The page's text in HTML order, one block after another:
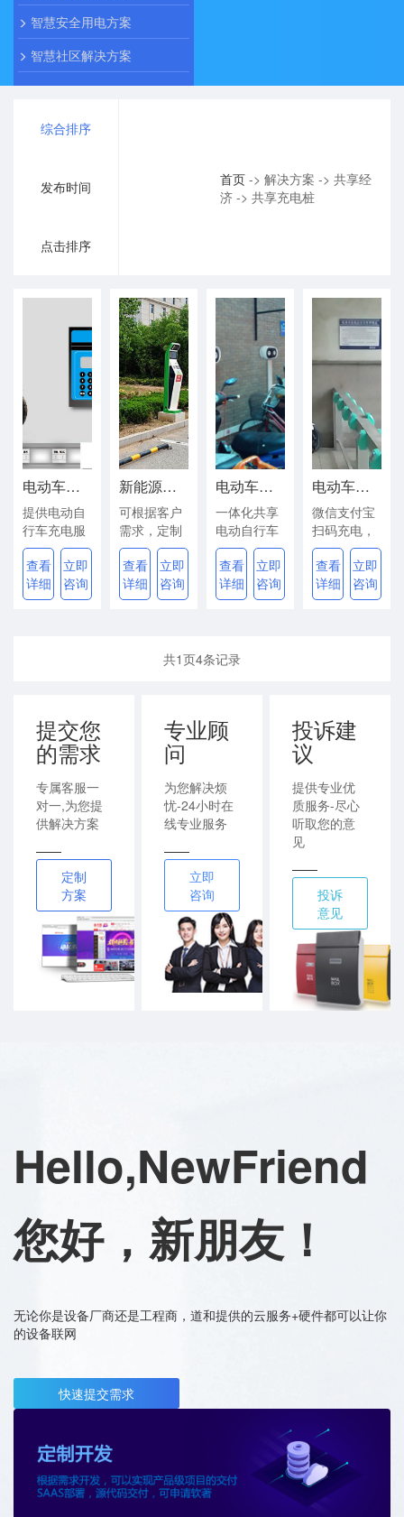
智慧安全用电方案
智慧社区解决方案
综合排序
发布时间
点击排序
首页-> 解决方案 -> 共享经
济 -> 共享充电桩
电动车充电解决方案
提供电动自
行车充电服
务一体化解
决方案
查看
详细
立即
咨询
新能源汽车智能充电桩
可根据客户
需求，定制
开发智能、
高效、安全
的充电设备
查看
详细
立即
咨询
电动车充电解决方案
一体化共享
电动自行车
智能充电解
决方案
查看
详细
立即
咨询
电动车智能插座解决方案
微信支付宝
扫码充电，
470MHz无
线组网，安
装方便快捷
查看
详细
立即
咨询
共1页4条记录
提交您
的需求
专属客服一
对一,为您提
供解决方案
——
定制
方案
专业顾
问
为您解决烦
忧-24小时在
线专业服务
——
立即
咨询
投诉建
议
提供专业优
质服务-尽心
听取您的意
见
——
投诉
意见
Hello,NewFriend
您好，新朋友！
无论你是设备厂商还是工程商，道和提供的云服务+硬件都可以让你
的设备联网
快速提交需求